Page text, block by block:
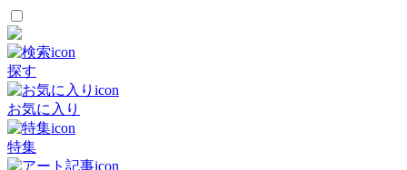
探す
お気に入り
特集